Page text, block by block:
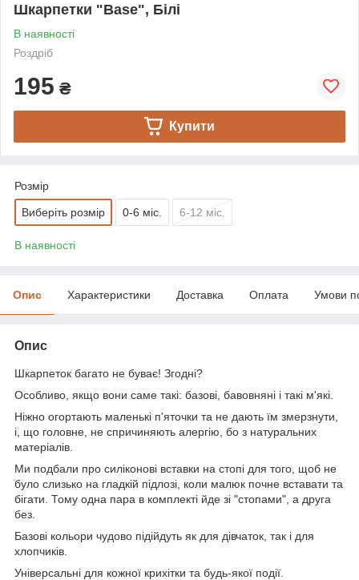
Шкарпетки "Base", Білі
В наявності
Роздріб
195 ₴
Купити
Розмір
Виберіть розмір 0-6 міс. 6-12 міс.
В наявності
Опис Характеристики Доставка Оплата Умови
Опис
Шкарпеток багато не буває! Згодні?
Особливо, якщо вони саме такі: базові, бавовняні і такі м'які.
Ніжно огортають маленькі п'яточки та не дають їм змерзнути,
і, що головне, не спричиняють алергію, бо з натуральних
матеріалів.
Ми подбали про силіконові вставки на стопі для того, щоб не
було слизько на гладкій підлозі, коли малюк почне вставати та
бігати. Тому одна пара в комплекті йде зі "стопами", а друга
без.
Базові кольори чудово підійдуть як для дівчаток, так і для
хлопчиків.
Універсальні для кожної крихітки та будь-якої події.